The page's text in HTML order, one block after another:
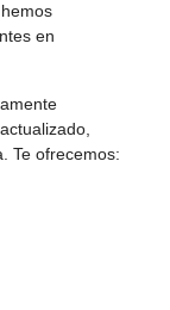
en
Te ofrecemos: